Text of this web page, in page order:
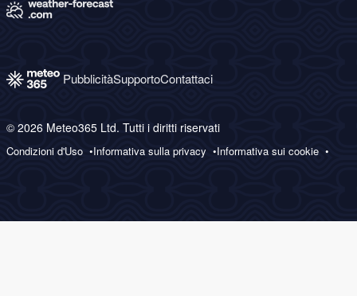
PubblicitàSupportoContattaci
© 2026 Meteo365 Ltd. Tutti i diritti riservati
Condizioni d'Uso Informativa sulla privacy Informativa sui cookie